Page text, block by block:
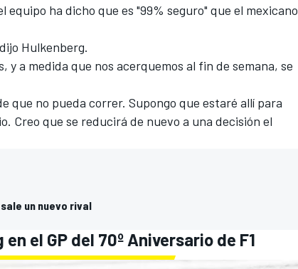
equipo ha dicho que es "99% seguro" que el mexicano
Hulkenberg.
y a medida que nos acerquemos al fin de semana, se
que no pueda correr. Supongo que estaré allí para
Creo que se reducirá de nuevo a una decisión el
un nuevo rival
el GP del 70º Aniversario de F1